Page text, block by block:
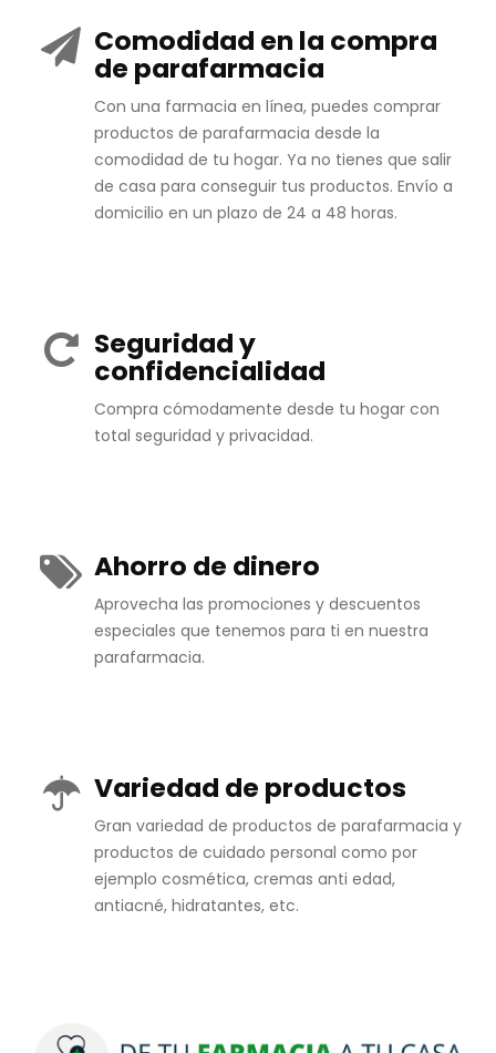
Comodidad en la compra
de parafarmacia
Con una farmacia en línea, puedes comprar
productos de parafarmacia desde la
comodidad de tu hogar. Ya no tienes que salir
de casa para conseguir tus productos. Envío a
domicilio en un plazo de 24 a 48 horas.
Seguridad y
confidencialidad
Compra cómodamente desde tu hogar con
total seguridad y privacidad.
Ahorro de dinero
Aprovecha las promociones y descuentos
especiales que tenemos para ti en nuestra
parafarmacia.
Variedad de productos
Gran variedad de productos de parafarmacia y
productos de cuidado personal como por
ejemplo cosmética, cremas anti edad,
antiacné, hidratantes, etc.